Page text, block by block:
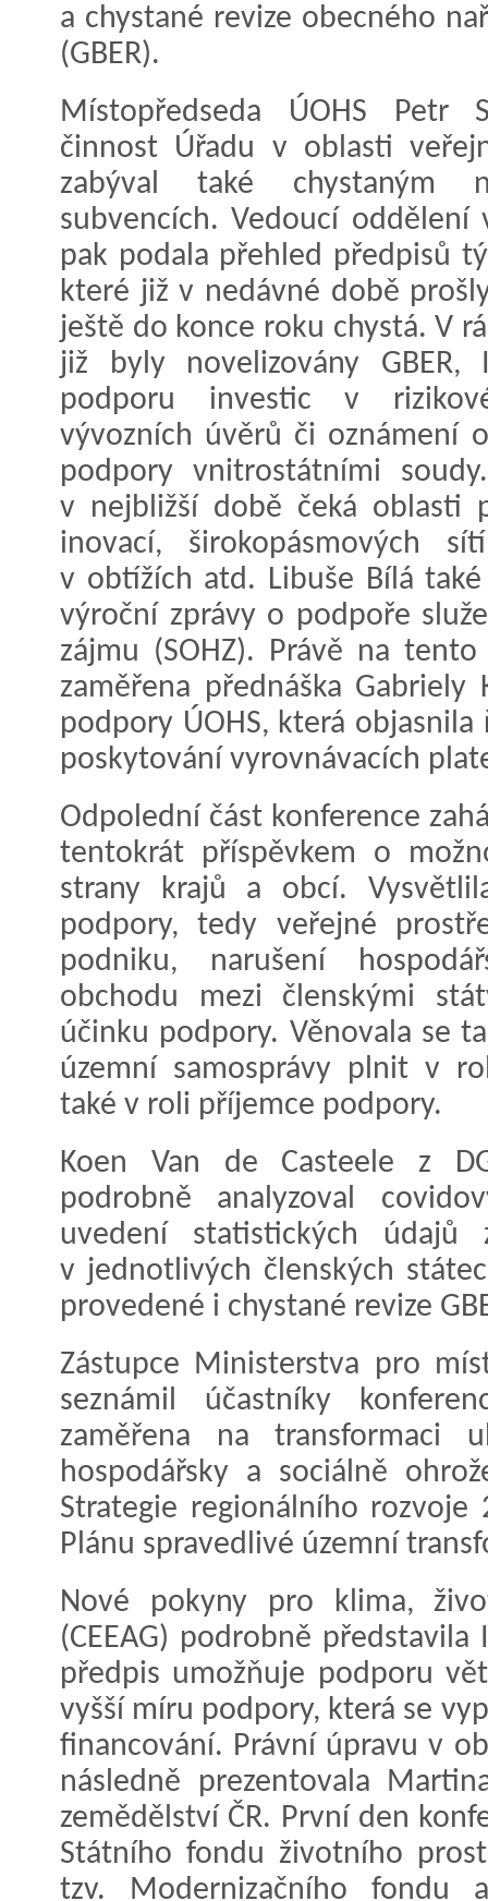
a chystané revize obecného
(GBER).
Místopředseda ÚOHS Petr
činnost Úřadu v oblasti
zabýval také chystaným
subvencích. Vedoucí
pak podala přehled předpisů
které již v nedávné době
ještě do konce roku chystá. V
již byly novelizovány GBER,
podporu investic v
vývozních úvěrů či oznámení
podpory vnitrostátními
v nejbližší době čeká oblasti
inovací, širokopásmových
v obtížích atd. Libuše Bílá
výroční zprávy o podpoře
zájmu (SOHZ). Právě na
zaměřena přednáška
podpory ÚOHS, která
poskytování vyrovnávacích
Odpolední část konference
tentokrát příspěvkem o
strany krajů a obcí.
podpory, tedy veřejné
podniku, narušení
obchodu mezi členskými
účinku podpory. Věnovala se
územní samosprávy plnit v
také v roli příjemce podpory.
Koen Van de Casteele z
podrobně analyzoval
uvedení statistických
v jednotlivých členských
provedené i chystané revize
Zástupce Ministerstva pro
seznámil účastníky
zaměřena na transformaci
hospodářsky a sociálně
Strategie regionálního rozvoje
Plánu spravedlivé územní
Nové pokyny pro klima,
(CEEAG) podrobně
předpis umožňuje podporu
vyšší míru podpory, která se
financování. Právní úpravu v
následně prezentovala
zemědělství ČR. První den
Státního fondu životního
tzv. Modernizačního